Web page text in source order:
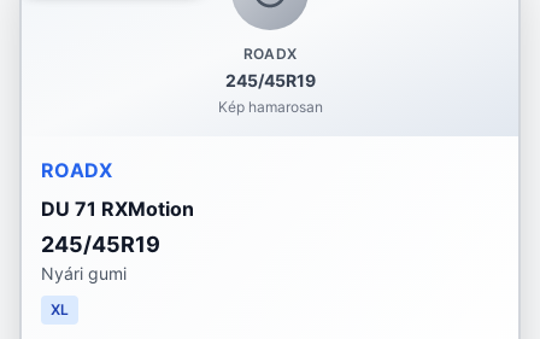
ROADX
245/45R19
Kép hamarosan
ROADX
DU 71 RXMotion
245/45R19
Nyári gumi
XL